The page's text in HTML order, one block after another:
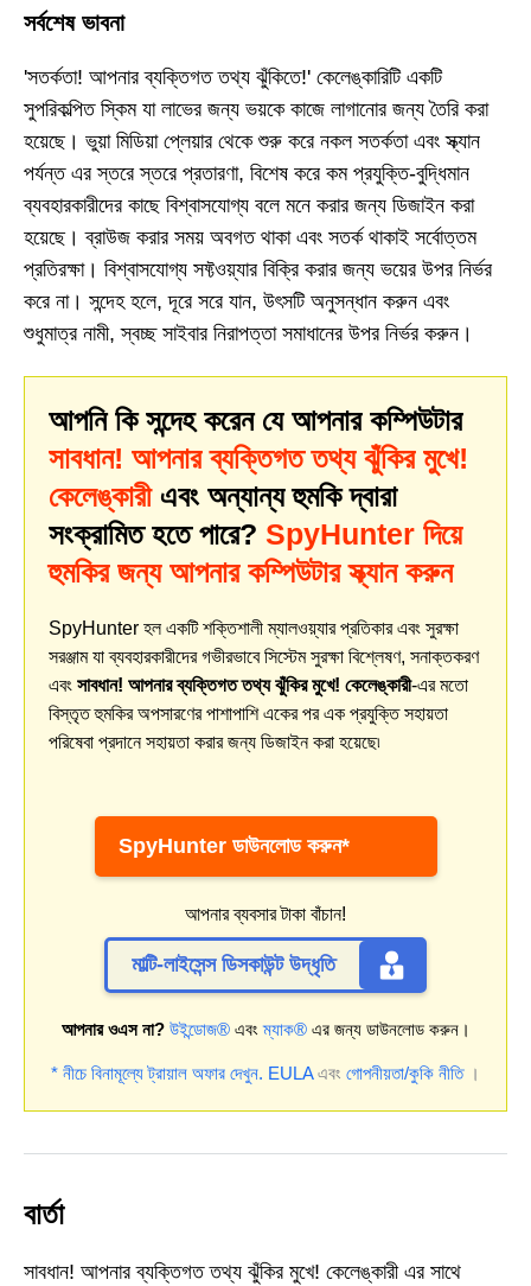
সর্বশেষ ভাবনা
'সতর্কতা! আপনার ব্যক্তিগত তথ্য ঝুঁকিতে!' কেলেঙ্কারিটি একটি
সুপরিকল্পিত স্কিম যা লাভের জন্য ভয়কে কাজে লাগানোর জন্য তৈরি করা
হয়েছে। ভুয়া মিডিয়া প্লেয়ার থেকে শুরু করে নকল সতর্কতা এবং স্ক্যান
পর্যন্ত এর স্তরে স্তরে প্রতারণা, বিশেষ করে কম প্রযুক্তি-বুদ্ধিমান
ব্যবহারকারীদের কাছে বিশ্বাসযোগ্য বলে মনে করার জন্য ডিজাইন করা
হয়েছে। ব্রাউজ করার সময় অবগত থাকা এবং সতর্ক থাকাই সর্বোত্তম
প্রতিরক্ষা। বিশ্বাসযোগ্য সফ্টওয়্যার বিক্রি করার জন্য ভয়ের উপর নির্ভর
করে না। সন্দেহ হলে, দূরে সরে যান, উৎসটি অনুসন্ধান করুন এবং
শুধুমাত্র নামী, স্বচ্ছ সাইবার নিরাপত্তা সমাধানের উপর নির্ভর করুন।
আপনি কি সন্দেহ করেন যে আপনার কম্পিউটার
সাবধান! আপনার ব্যক্তিগত তথ্য ঝুঁকির মুখে!
কেলেঙ্কারীএবং অন্যান্য হুমকি দ্বারা
সংক্রামিত হতে পারে? SpyHunter দিয়ে
হুমকির জন্য আপনার কম্পিউটার স্ক্যান করুন
SpyHunter হল একটি শক্তিশালী ম্যালওয়্যার প্রতিকার এবং সুরক্ষা
সরঞ্জাম যা ব্যবহারকারীদের গভীরভাবে সিস্টেম সুরক্ষা বিশ্লেষণ, সনাক্তকরণ
এবং সাবধান! আপনার ব্যক্তিগত তথ্য ঝুঁকির মুখে! কেলেঙ্কারী-এর মতো
বিস্তৃত হুমকির অপসারণের পাশাপাশি একের পর এক প্রযুক্তি সহায়তা
পরিষেবা প্রদানে সহায়তা করার জন্য ডিজাইন করা হয়েছে৷
SpyHunter ডাউনলোড করুন*
আপনার ব্যবসার টাকা বাঁচান!
মাল্টি-লাইসেন্স ডিসকাউন্ট উদ্ধৃতি
আপনার ওএস না? উইন্ডোজ®এবংম্যাক®এর জন্য ডাউনলোড করুন।
* নীচে বিনামূল্যে ট্রায়াল অফার দেখুন. EULAএবং গোপনীয়তা/কুকি নীতি।
বার্তা
সাবধান! আপনার ব্যক্তিগত তথ্য ঝুঁকির মুখে! কেলেঙ্কারী এর সাথে